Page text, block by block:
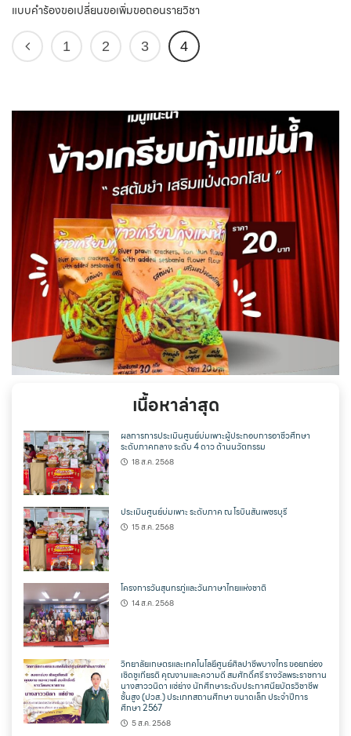
แบบคำร้องขอเปลี่ยนขอเพิ่มขอถอนรายวิชา
1 2 3 4
เนื้อหาล่าสุด
ผลการการประเมินศูนย์บ่มเพาะผู้ประกอบการอาชีวศึกษา
ระดับภาคกลาง ระดับ 4 ดาว ด้านนวัตกรรม
18 ส.ค. 2568
ประเมินศูนย์บ่มเพาะ ระดับภาค ณ โรบินสันเพชรบุรี
15 ส.ค. 2568
โครงการวันสุนทรภู่และวันภาษาไทยแห่งชาติ
14 ส.ค. 2568
วิทยาลัยเกษตรและเทคโนโลยีศูนย์ศิลปาชีพบางไทร ขอยกย่อง
เชิดชูเกียรติ คุณงามและความดี สมศักดิ์ศรี รางวัลพระราชทาน
นางสาววนิดา แซ่ย่าง นักศึกษาระดับประกาศนียบัตรวิชาชีพ
ชั้นสูง (ปวส.) ประเภทสถานศึกษา ขนาดเล็ก ประจำปีการ
ศึกษา 2567
5 ส.ค. 2568